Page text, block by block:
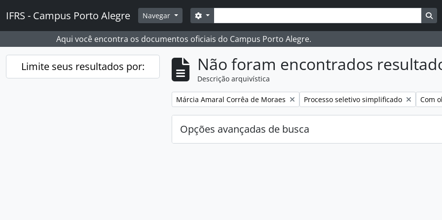
IFRS - Campus Porto Alegre Navegar Buscar
Opções de busca
Aqui você encontra os documentos oficiais do Campus Porto Alegre.
Limite seus resultados por: Não foram encontrados
Descrição arquivística
Remover filtro:
Márcia Amaral Corrêa de Moraes Remover filtro:
Processo seletivo simplificado Com
Opções avançadas de busca